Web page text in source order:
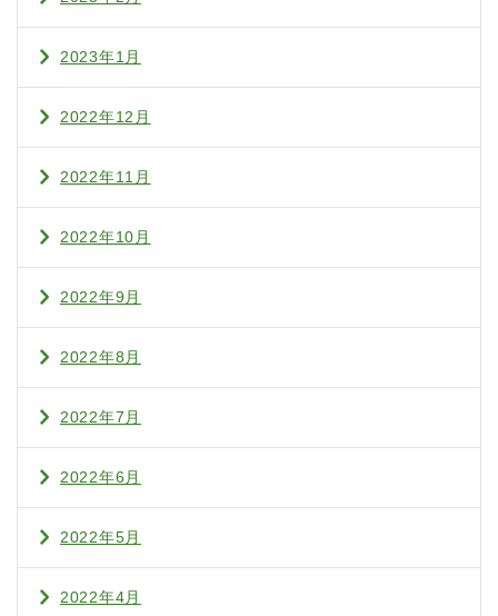
2023年1月
2022年12月
2022年11月
2022年10月
2022年9月
2022年8月
2022年7月
2022年6月
2022年5月
2022年4月